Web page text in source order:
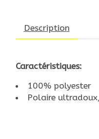
Description
Caractéristiques:
100% polyester
Polaire